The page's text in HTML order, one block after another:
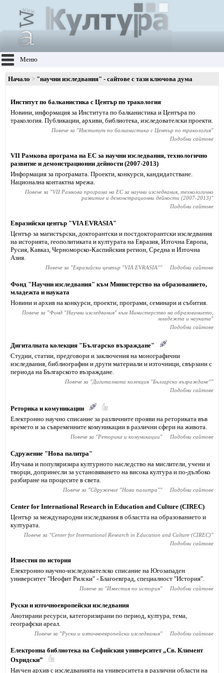
Меню
Начало "научни изследвания" - сайтове с тази ключова дума
Институт по балканистика с Център по тракология
Новини, информация за Института по балканистика и Центъра по
тракология. Публикации, архиви, библиотека, изследователски проекти.
Повече за "Институт по балканистика с Център по тракология"
Подобни сайтове
VII Рамкова програма на ЕС за научни изследвания, технологично
развитие и демонстрационни дейности (2007-2013)
Информация за програмата. Проекти, конкурси, кандидатстване.
Национална контактна мрежа.
Повече за "VII Рамкова програма на ЕС за научни изследвания, технологично
развитие и демонстрационни дейности (2007-2013)"
Подобни сайтове
Евразийски център "VIA EVRASIA"
Център за магистърски, докторантски и постдокторантски изследвания
на историята, геополитиката и културата на Евразия, Източна Европа,
Русия, Кавказ, Черноморско-Каспийския регион, Средна и Източна
Азия.
Повече за "Евразийски център "VIA EVRASIA"" Подобни сайтове
Фонд "Научни изследвания" към Министерство на образованието,
младежта и науката
Новини и архив на конкурси, проекти, програми, семинари и събития.
Повече за "Фонд "Научни изследвания" към Министерство на образованието,
младежта и науката"
Подобни сайтове
Дигиталната колекция "Българско възраждане"
Студии, статии, предговори и заключения на монографични
изследвания, библиографии и други материали и източници, свързани с
периода на Българското възраждане.
Повече за "Дигиталната колекция "Българско възраждане""
Подобни сайтове
Реторика и комуникации
Електронно научно списание за различните прояви на реториката във
времето и за съвременните комуникации в различни сфери на живота.
Повече за "Реторика и комуникации" Подобни сайтове
Сдружение "Нова палитра"
Изучава и популяризира културното наследство на мислители, учени и
творци, допринесли за установяването на висока култура и по-дълбоко
разбиране на процесите в света.
Повече за "Сдружение "Нова палитра"" Подобни сайтове
Center for International Research in Education and Culture (CIREC)
Център за международни изследвания в областта на образованието и
културата.
Повече за "Center for International Research in Education and Culture (CIREC)"
Подобни сайтове
Известия по история
Електронно научно-изследователско списание на Югозападен
университет "Неофит Рилски" - Благоевград, специалност "История".
Повече за "Известия по история" Подобни сайтове
Руски и източноевропейски изследвания
Анотирани ресурси, категоризирани по период, култура, тема,
географски ареал.
Повече за "Руски и източноевропейски изследвания" Подобни сайтове
Електронна библиотека на Софийския университет „Св. Климент
Охридски”
Научен архив с изследванията на университета в различни области на